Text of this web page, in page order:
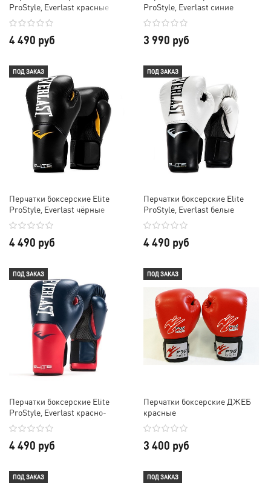
ProStyle, Everlast красные
4 490 руб
ProStyle, Everlast синие
3 990 руб
ПОД ЗАКАЗ
Перчатки боксерские Elite
ProStyle, Everlast чёрные
4 490 руб
ПОД ЗАКАЗ
Перчатки боксерские Elite
ProStyle, Everlast белые
4 490 руб
ПОД ЗАКАЗ
Перчатки боксерские Elite
ProStyle, Everlast красно-
синие
4 490 руб
ПОД ЗАКАЗ
Перчатки боксерские ДЖЕБ
красные
3 400 руб
ПОД ЗАКАЗ ПОД ЗАКАЗ